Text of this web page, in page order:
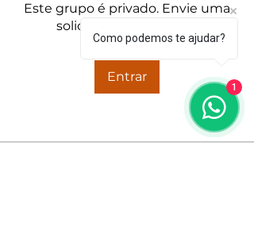
Este grupo é privado. Envie uma
solicitação para entrar.
Entrar
Como podemos te ajudar?
1